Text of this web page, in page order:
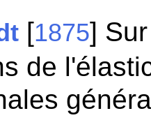
[1875]
de